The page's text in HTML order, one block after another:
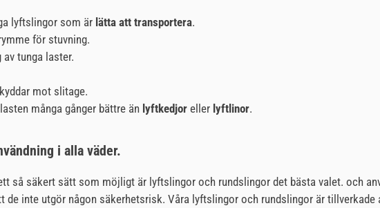
lyftslingor som är lätta att transportera.
för stuvning.
tunga laster.
mot slitage.
många gånger bättre än lyftkedjor eller lyftlinor.
i alla väder.
så säkert sätt som möjligt är lyftslingor och rundslingor det bästa valet. och
inte utgör någon säkerhetsrisk. Våra lyftslingor och rundslingor är tillverkade